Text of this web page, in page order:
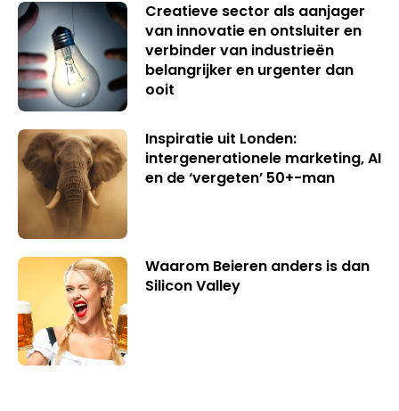
Creatieve sector als aanjager
van innovatie en ontsluiter en
verbinder van industrieën
belangrijker en urgenter dan
ooit
Inspiratie uit Londen:
intergenerationele marketing, AI
en de ‘vergeten’ 50+-man
Waarom Beieren anders is dan
Silicon Valley